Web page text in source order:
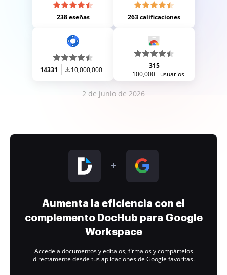
238 eseñas 263 calificaciones
14331 10,000,000+
315
100,000+ usuarios
2 de junio de 2026
Aumenta la eficiencia con el
complemento DocHub para Google
Workspace
Accede a documentos y edítalos, fírmalos y compártelos
directamente desde tus aplicaciones de Google favoritas.